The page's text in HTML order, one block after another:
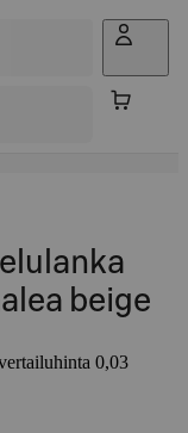
beige
0,03